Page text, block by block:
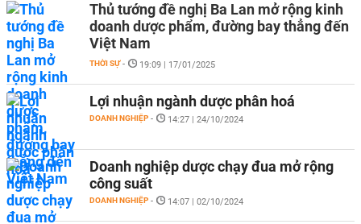
Thủ tướng đề nghị Ba Lan mở rộng kinh
doanh dược phẩm, đường bay thẳng đến
Việt Nam
THỜI SỰ - 19:09 | 17/01/2025
Lợi nhuận ngành dược phân hoá
DOANH NGHIỆP - 14:27 | 24/10/2024
Doanh nghiệp dược chạy đua mở rộng
công suất
DOANH NGHIỆP - 14:07 | 02/10/2024